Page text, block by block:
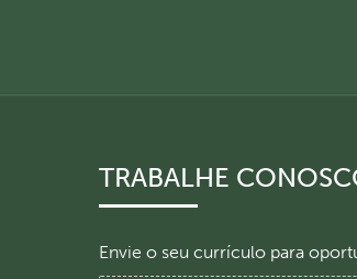
TRABALHE
Envie o seu currículo para